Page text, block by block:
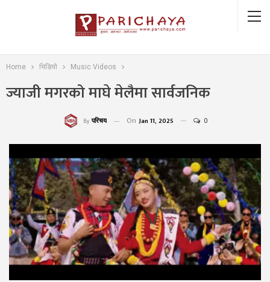
Home भिडियो Music Videos
ज्याजी मगरको माघे मेलैमा सार्वजनिक
By परिचय On Jan 11, 2025 0